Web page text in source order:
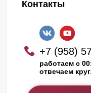
Контакты
+7 (958)
работаем с
отвечаем